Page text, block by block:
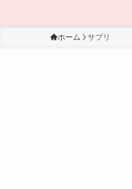
ホーム サプリ